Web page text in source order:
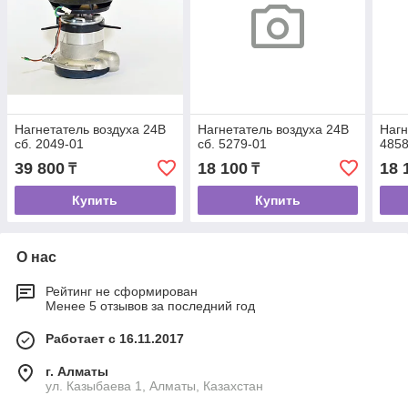
Нагнетатель воздуха 24В
сб. 2049-01
39 800 ₸
Купить
Нагнетатель воздуха 24В
сб. 5279-01
18 100₸
Купить
18
О нас
Рейтинг не сформирован
Менее 5 отзывов за последний год
Работает с 16.11.2017
г. Алматы
ул. Казыбаева 1, Алматы, Казахстан